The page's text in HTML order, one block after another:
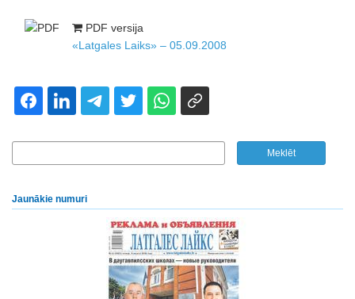
PDF versija
«Latgales Laiks» – 05.09.2008
Jaunākie numuri